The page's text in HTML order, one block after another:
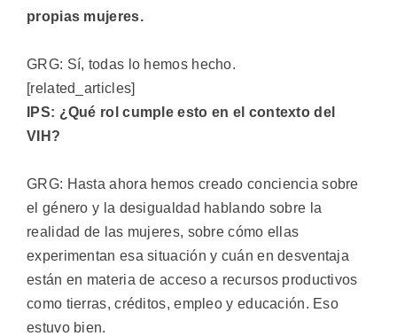
propias mujeres.
GRG: Sí, todas lo hemos hecho.
[related_articles]
IPS: ¿Qué rol cumple esto en el contexto del
VIH?
GRG: Hasta ahora hemos creado conciencia sobre
el género y la desigualdad hablando sobre la
realidad de las mujeres, sobre cómo ellas
experimentan esa situación y cuán en desventaja
están en materia de acceso a recursos productivos
como tierras, créditos, empleo y educación. Eso
estuvo bien.